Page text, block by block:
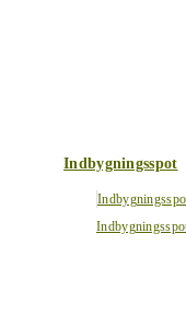
Indbygningsspot